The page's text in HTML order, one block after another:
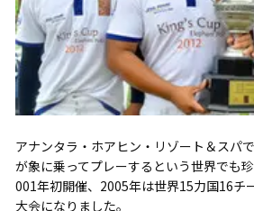
アナンタラ・ホアヒン・リゾート＆スパ
が象に乗ってプレーするという世界でも
001年初開催、2005年は世界15力国16チ
大会になりました。